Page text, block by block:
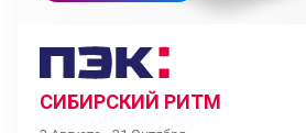
СИБИРСКИЙ РИТМ